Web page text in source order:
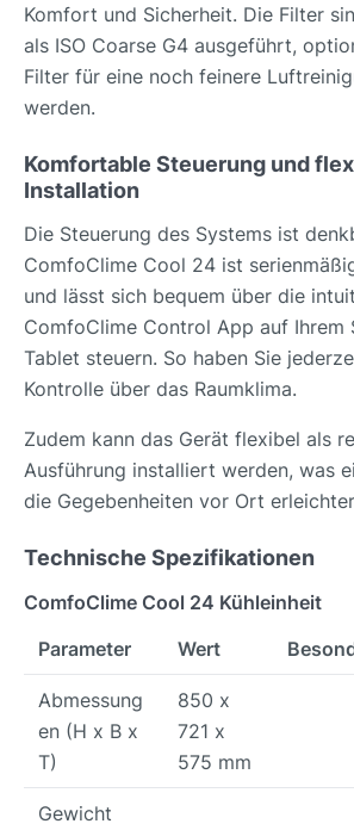
Komfort und Sicherheit. Die Filter
als ISO Coarse G4 ausgeführt,
Filter für eine noch feinere
werden.
Komfortable Steuerung und
Installation
Die Steuerung des Systems ist
ComfoClime Cool 24 ist
und lässt sich bequem über die
ComfoClime Control App auf Ihrem
Tablet steuern. So haben Sie
Kontrolle über das Raumklima.
Zudem kann das Gerät flexibel als
Ausführung installiert werden, was
die Gegebenheiten vor Ort
Technische Spezifikationen
ComfoClime Cool 24 Kühleinheit
Parameter
Wert
Abmessung
en (H x B x
T)
850 x
721 x
575 mm
Gewicht